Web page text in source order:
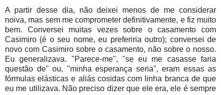
A partir desse dia, não deixei menos de me considerar
noiva, mas sem me comprometer definitivamente, e fiz muito
bem. Conversei muitas vezes sobre o casamento com
Casimiro (é o seu nome, eu preferiria outro); conversei de
novo com Casimiro sobre o casamento, não sobre o nosso.
Eu generalizava. "Parece-me", "se eu me casasse faria
questão de" ou, "minha esperança seria", eram essas as
fórmulas elásticas e aliás cosidas com linha branca de que
eu me utilizava. Não preciso dizer que ele era, ele é sempre